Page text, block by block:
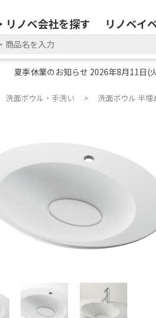
リノベ会社を探す リノベイ
夏季休業のお知らせ 2026年8月11日(
洗面ボウル・手洗い 洗面ボウル 半